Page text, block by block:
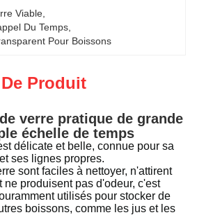
Viable
Du Temps
Pour Boissons
Produit
verre pratique de grande
échelle de temps
délicate et belle, connue pour sa
ses lignes propres.
sont faciles à nettoyer, n'attirent
ne produisent pas d'odeur, c'est
utilisés pour stocker de
boissons, comme les jus et les